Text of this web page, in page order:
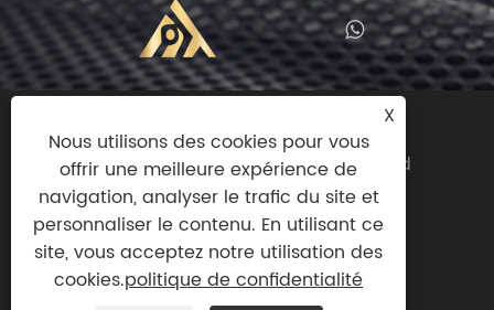
Copyright © 2024 Zhengguan (Foshan
Shunde) Import And Export Trade Co., Ltd
Tous droits réservés.
Links|Sitemap |RSS|XML|politique de
confidentialité
X
Nous utilisons des cookies pour vous
offrir une meilleure expérience de
navigation, analyser le trafic du site et
personnaliser le contenu. En utilisant ce
site, vous acceptez notre utilisation des
cookies.politique de confidentialité